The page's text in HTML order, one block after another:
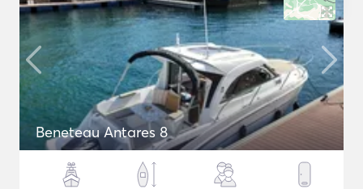
Beneteau Antares 8